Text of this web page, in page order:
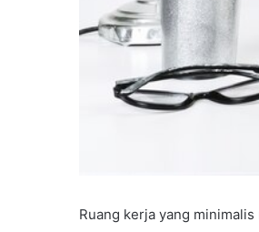
Ruang kerja yang